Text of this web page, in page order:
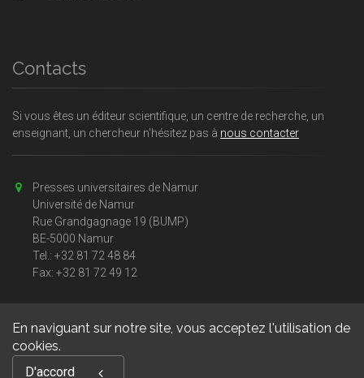
En naviguant sur notre site, vous acceptez l'utilisation de
cookies.
D'accord
Contacts
Si vous êtes un éditeur scientifique, un centre de recherche, un
enseignant, un chercheur n'hésitez pas à nous contacter
Presses universitaires de Namur
Université de Namur
Rue Grandgagnage 19 (BUMP)
BE-5000 Namur
Tel.: +32 81 72 48 84
Fax: +32 81 72 49 12